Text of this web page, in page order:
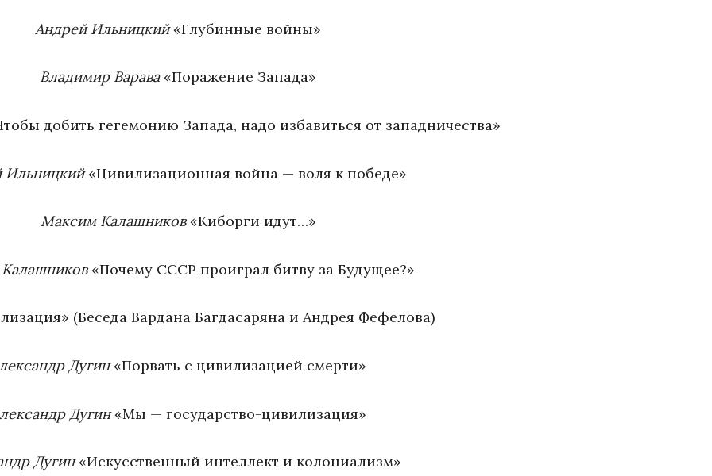
Андрей Ильницкий«Глубинные войны»
Владимир Варава«Поражение Запада»
добить гегемонию Запада, надо избавиться от западничества»
Ильницкий«Цивилизационная война — воля к победе»
Максим Калашников«Киборги идут…»
«Почему СССР проиграл битву за Будущее?»
(Беседа Вардана Багдасаряна и Андрея Фефелова)
Дугин«Порвать с цивилизацией смерти»
Дугин«Мы — государство-цивилизация»
Дугин«Искусственный интеллект и колониализм»